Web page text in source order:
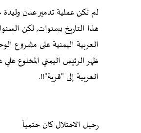
لم تكن عملية تدمير عدن
هذا التاريخ بسنوات, لكن
العربية اليمنية على مشروع
ظهر الرئيس اليمني المخلوع
العربية إلى "قرية"!!.
رحيل الاحتلال كان حتمياَ